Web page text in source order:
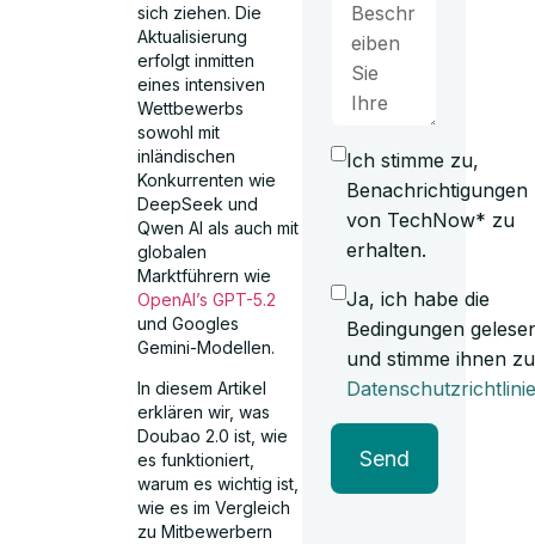
sich ziehen. Die
Aktualisierung
erfolgt inmitten
eines intensiven
Wettbewerbs
sowohl mit
inländischen
Konkurrenten wie
DeepSeek und
Qwen AI als auch mit
globalen
Marktführern wie
OpenAI’s GPT-5.2
und Googles
Gemini-Modellen.
In diesem Artikel
erklären wir, was
Doubao 2.0 ist, wie
es funktioniert,
warum es wichtig ist,
wie es im Vergleich
zu Mitbewerbern
Ich stimme zu,
Benachrichtigungen
von TechNow* zu
erhalten.
Ja, ich habe die
Bedingungen
und stimme ihnen
Datenschutzrichtlinie
Send